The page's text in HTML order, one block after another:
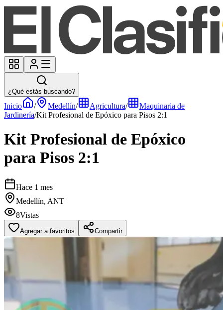
¿Qué estás buscando?
Inicio / Medellín/ Agricultura/
Maquinaria de
Jardinería/Kit Profesional de Epóxico para Pisos 2:1
Kit Profesional de Epóxico
para Pisos 2:1
Hace 1 mes
Medellín, ANT
8Vistas
Agregar a favoritos Compartir